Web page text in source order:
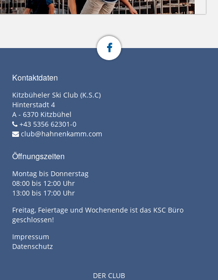
Kontaktdaten
Kitzbüheler Ski Club (K.S.C)
Hinterstadt 4
A - 6370 Kitzbühel
+43 5356 62301-0
club@hahnenkamm.com
Öffnungszeiten
Montag bis Donnerstag
08:00 bis 12:00 Uhr
13:00 bis 17:00 Uhr
Freitag, Feiertage und Wochenende ist das KSC Büro
geschlossen!
Impressum
Datenschutz
DER CLUB